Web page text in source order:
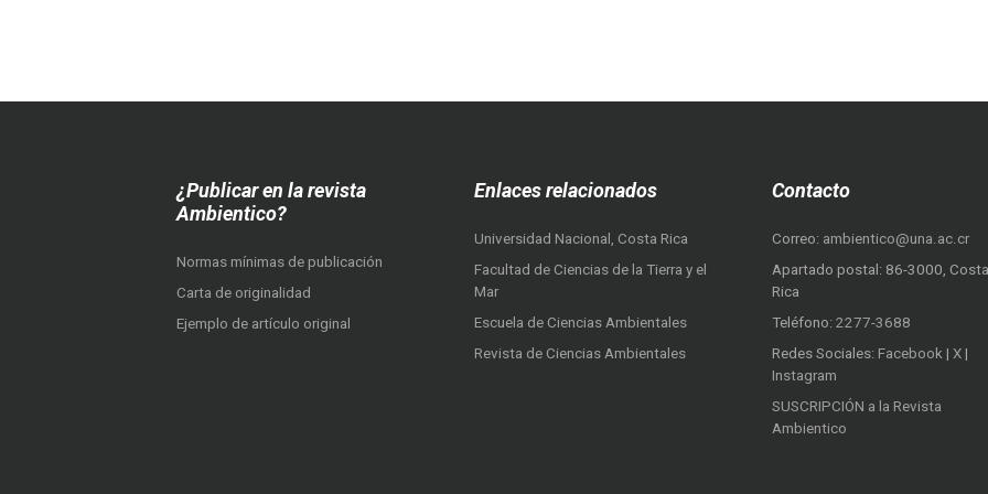
¿Publicar en la revista
Ambientico?
Normas mínimas de publicación
Carta de originalidad
Ejemplo de artículo original
Enlaces relacionados
Universidad Nacional, Costa Rica
Facultad de Ciencias de la Tierra y el
Mar
Escuela de Ciencias Ambientales
Revista de Ciencias Ambientales
Contacto
Correo: ambientico@una.ac.cr
Apartado postal: 86-3000, Costa
Rica
Teléfono: 2277-3688
Redes Sociales: Facebook | X |
Instagram
SUSCRIPCIÓN a la Revista
Ambientico